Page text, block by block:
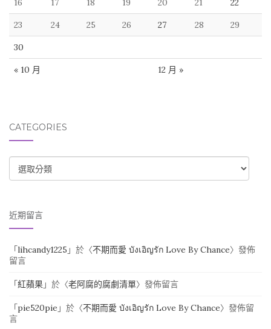
« 10 月 12 月 »
23 24 25 26 27 28 29
30
CATEGORIES
CATEGORIES
近期留言
「lihcandy1225 」於〈不期而愛 บังเอิญรัก Love By Chance〉發佈
留言
「紅蘋果 」於〈老阿腐的腐劇清單〉發佈留言
「pie520pie 」於〈不期而愛 บังเอิญรัก Love By Chance〉發佈留
言